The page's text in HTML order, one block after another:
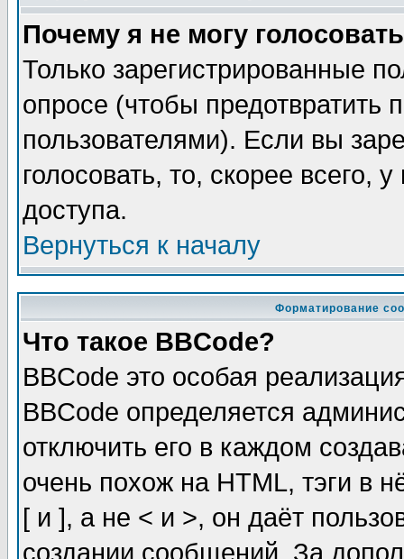
Почему я не могу
Только зарегистрированные
опросе (чтобы предотвратить
пользователями). Если вы
голосовать, то, скорее всего,
доступа.
Вернуться к началу
Форматирование
Что такое BBCode?
BBCode это особая
BBCode определяется
отключить его в каждом
очень похож на HTML, тэги в
[ и ], а не < и >, он даёт
создании сообщений. За